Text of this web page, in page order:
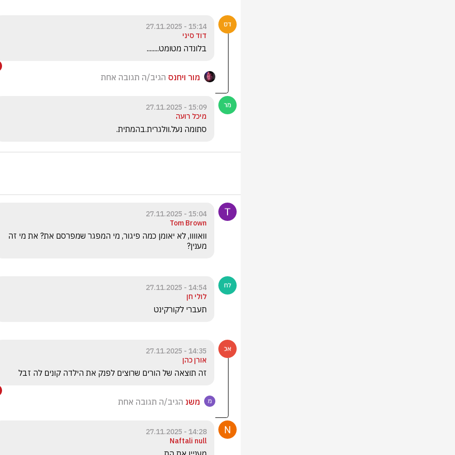
15:14 - 27.11.2025
דוד סיני
בלונדה מטומט........
מור ויחנס הגיב/ה תגובה אחת
15:09 - 27.11.2025
מיכל רועה
סתומה נעל.וולגרית.בהמתית.
15:04 - 27.11.2025
Tom Brown
מענין?
14:54 - 27.11.2025
לולי חן
תעברי לקורקינט
14:35 - 27.11.2025
אורן כהן
זה תוצאה של הורים שרוצים לפנק את הילדה קונים לה זבל
משנ הגיב/ה תגובה אחת
14:28 - 27.11.2025
Naftali null